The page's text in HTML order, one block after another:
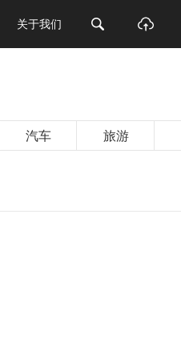
关于我们
汽车 旅游